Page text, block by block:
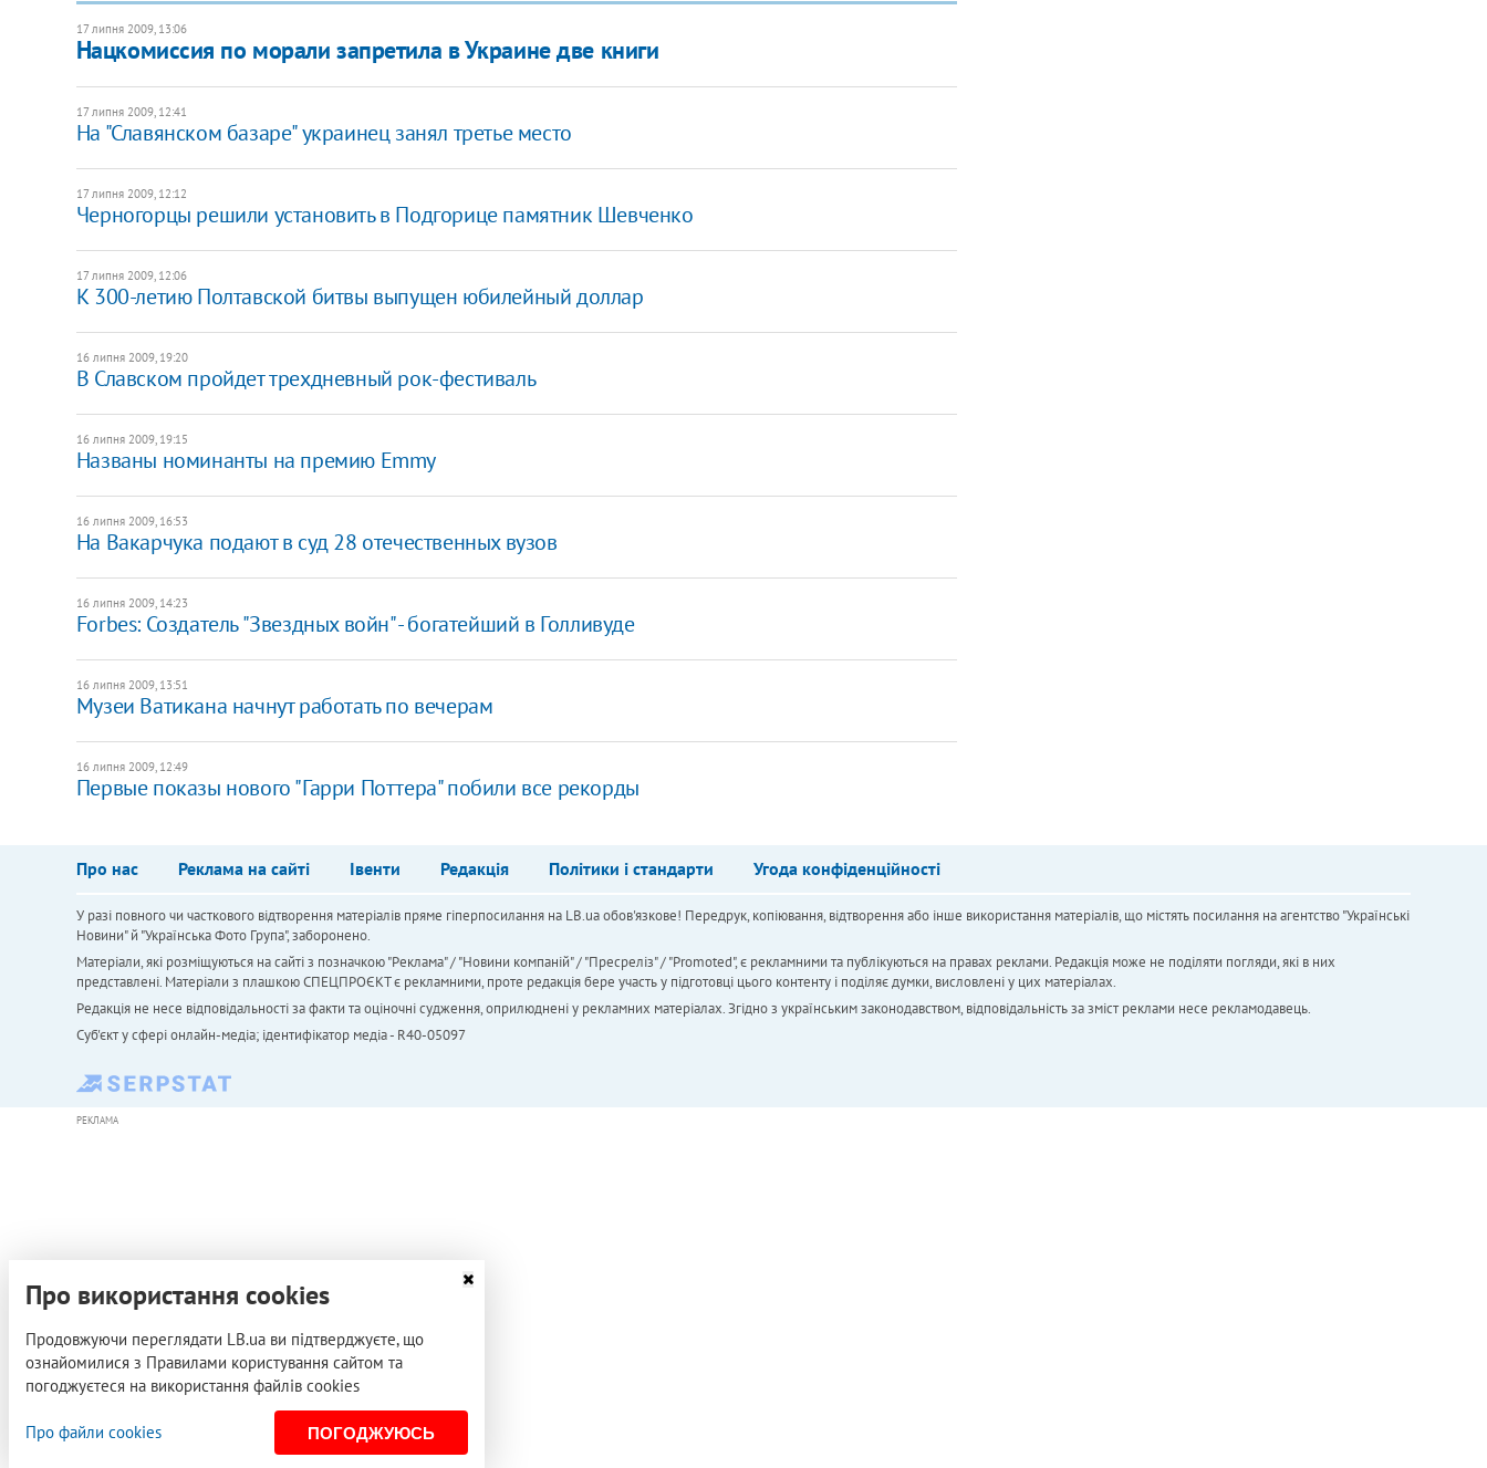
17 липня 2009, 13:06
Нацкомиссия по морали запретила в Украине две книги
17 липня 2009, 12:41
На "Славянском базаре" украинец занял третье место
17 липня 2009, 12:12
Черногорцы решили установить в Подгорице памятник Шевченко
17 липня 2009, 12:06
К 300-летию Полтавской битвы выпущен юбилейный доллар
16 липня 2009, 19:20
В Славском пройдет трехдневный рок-фестиваль
16 липня 2009, 19:15
Названы номинанты на премию Emmy
16 липня 2009, 16:53
На Вакарчука подают в суд 28 отечественных вузов
16 липня 2009, 14:23
Forbes: Создатель "Звездных войн" - богатейший в Голливуде
16 липня 2009, 13:51
Музеи Ватикана начнут работать по вечерам
16 липня 2009, 12:49
Первые показы нового "Гарри Поттера" побили все рекорды
Про нас Реклама на сайті Івенти Редакція Політики і стандарти Угода конфіденційності
У разі повного чи часткового відтворення матеріалів пряме гіперпосилання на LB.ua обов'язкове! Передрук, копіювання, відтворення або інше використання матеріалів, що містять посилання на агентство "Українськi
Новини" й "Українська Фото Група", заборонено.
Матеріали, які розміщуються на сайті з позначкою "Реклама" / "Новини компаній" / "Пресреліз" / "Promoted", є рекламними та публікуються на правах реклами. Редакція може не поділяти погляди, які в них
представлені. Матеріали з плашкою СПЕЦПРОЄКТ є рекламними, проте редакція бере участь у підготовці цього контенту і поділяє думки, висловлені у цих матеріалах.
Редакція не несе відповідальності за факти та оціночні судження, оприлюднені у рекламних матеріалах. Згідно з українським законодавством, відповідальність за зміст реклами несе рекламодавець.
Cуб'єкт у сфері онлайн-медіа; ідентифікатор медіа - R40-05097
РЕКЛАМА
Про використання cookies
Продовжуючи переглядати LB.ua ви підтверджуєте, що
ознайомилися з Правилами користування сайтом та
погоджуєтеся на використання файлів cookies
Про файли cookies ПОГОДЖУЮСЬ